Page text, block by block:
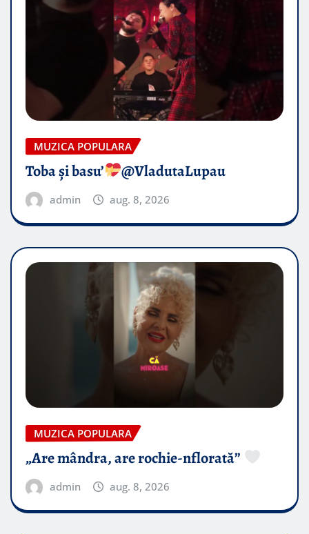
MUZICA POPULARA
Toba și basu’ @VladutaLupau
admin aug. 8, 2026
MUZICA POPULARA
„Are mândra, are rochie-nflorată”
admin aug. 8, 2026